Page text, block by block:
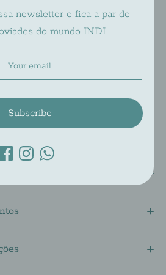
Add to Cart
INDI 2
other stores
newsletter e fica a par de
do mundo INDI
Subscribe